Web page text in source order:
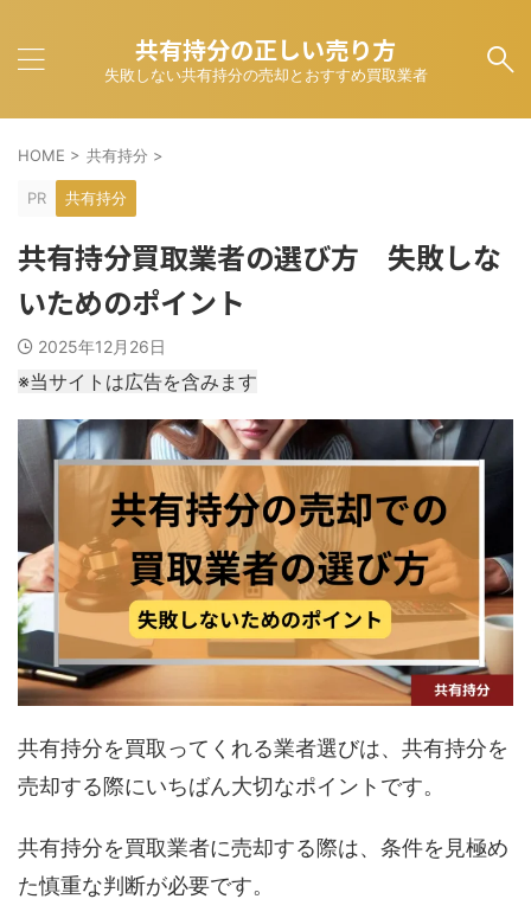
共有持分の正しい売り方
失敗しない共有持分の売却とおすすめ買取業者
HOME > 共有持分 >
PR 共有持分
共有持分買取業者の選び方 失敗しな
いためのポイント
2025年12月26日
※当サイトは広告を含みます
共有持分を買取ってくれる業者選びは、共有持分を
売却する際にいちばん大切なポイントです。
共有持分を買取業者に売却する際は、条件を見極め
た慎重な判断が必要です。